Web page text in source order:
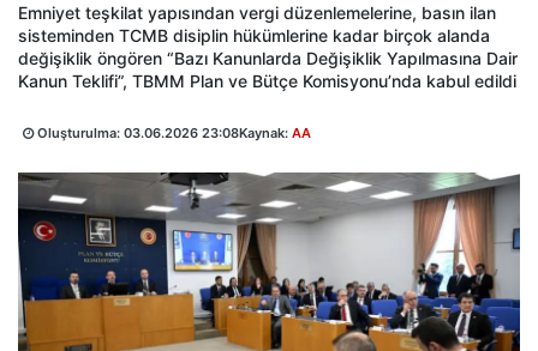
Emniyet teşkilat yapısından vergi düzenlemelerine, basın ilan
sisteminden TCMB disiplin hükümlerine kadar birçok alanda
değişiklik öngören “Bazı Kanunlarda Değişiklik Yapılmasına Dair
Kanun Teklifi”, TBMM Plan ve Bütçe Komisyonu’nda kabul edildi
Oluşturulma: 03.06.2026 23:08Kaynak: AA